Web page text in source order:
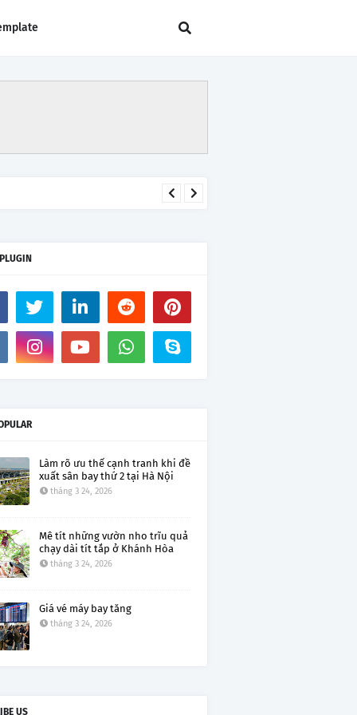
Làm rõ ưu thế cạnh tranh khi đề
xuất sân bay thứ 2 tại Hà Nội
tháng 3 24, 2026
Mê tít những vườn nho trĩu quả
chạy dài tít tắp ở Khánh Hòa
tháng 3 24, 2026
Giá vé máy bay tăng
tháng 3 24, 2026
US